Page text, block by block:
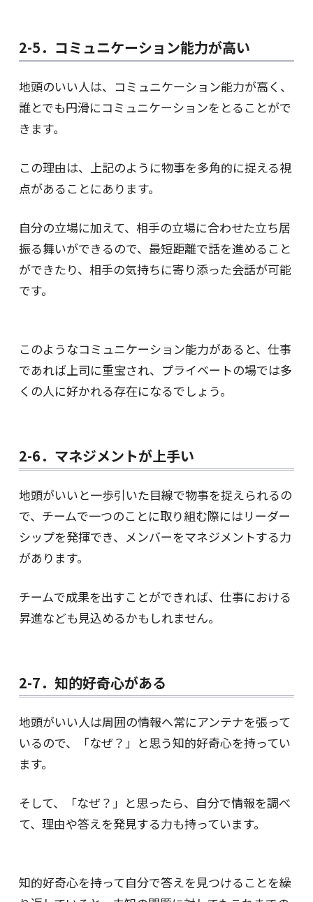
2-5．コミュニケーション能力が高い
地頭のいい人は、コミュニケーション能力が高く、
誰とでも円滑にコミュニケーションをとることがで
きます。
この理由は、上記のように物事を多角的に捉える視
点があることにあります。
自分の立場に加えて、相手の立場に合わせた立ち居
振る舞いができるので、最短距離で話を進めること
ができたり、相手の気持ちに寄り添った会話が可能
です。
このようなコミュニケーション能力があると、仕事
であれば上司に重宝され、プライベートの場では多
くの人に好かれる存在になるでしょう。
2-6．マネジメントが上手い
地頭がいいと一歩引いた目線で物事を捉えられるの
で、チームで一つのことに取り組む際にはリーダー
シップを発揮でき、メンバーをマネジメントする力
があります。
チームで成果を出すことができれば、仕事における
昇進なども見込めるかもしれません。
2-7．知的好奇心がある
地頭がいい人は周囲の情報へ常にアンテナを張って
いるので、「なぜ？」と思う知的好奇心を持ってい
ます。
そして、「なぜ？」と思ったら、自分で情報を調べ
て、理由や答えを発見する力も持っています。
知的好奇心を持って自分で答えを見つけることを繰